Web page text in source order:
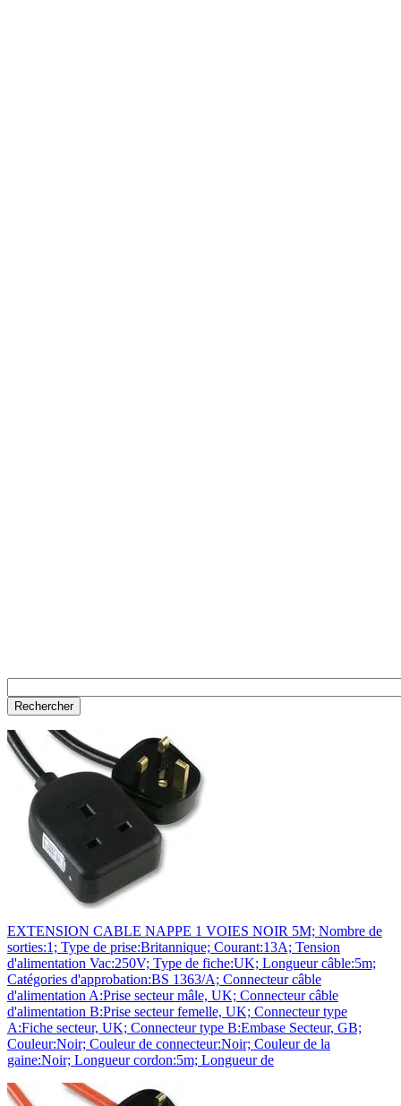
EXTENSION CABLE NAPPE 1 VOIES NOIR 5M; Nombre de
sorties:1; Type de prise:Britannique; Courant:13A; Tension
d'alimentation Vac:250V; Type de fiche:UK; Longueur câble:5m;
Catégories d'approbation:BS 1363/A; Connecteur câble
d'alimentation A:Prise secteur mâle, UK; Connecteur câble
d'alimentation B:Prise secteur femelle, UK; Connecteur type
A:Fiche secteur, UK; Connecteur type B:Embase Secteur, GB;
Couleur:Noir; Couleur de connecteur:Noir; Couleur de la
gaine:Noir; Longueur cordon:5m; Longueur de